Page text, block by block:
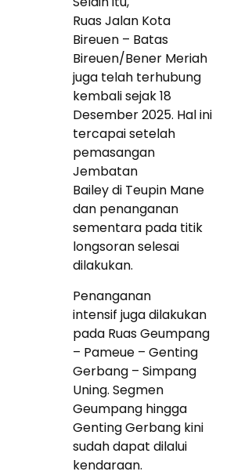
Ruas Jalan Kota
Bireuen – Batas
Bireuen/Bener Meriah
juga telah terhubung
kembali sejak 18
Desember 2025. Hal ini
tercapai setelah
pemasangan
Jembatan
Bailey di Teupin Mane
dan penanganan
sementara pada titik
longsoran selesai
dilakukan.
Penanganan
intensif juga dilakukan
pada Ruas Geumpang
– Pameue – Genting
Gerbang – Simpang
Uning. Segmen
Geumpang hingga
Genting Gerbang kini
sudah dapat dilalui
kendaraan.